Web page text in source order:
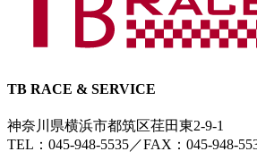
TB RACE & SERVICE
神奈川県横浜市都筑区荏田東2-9-1
TEL：045-948-5535／FAX：045-948-